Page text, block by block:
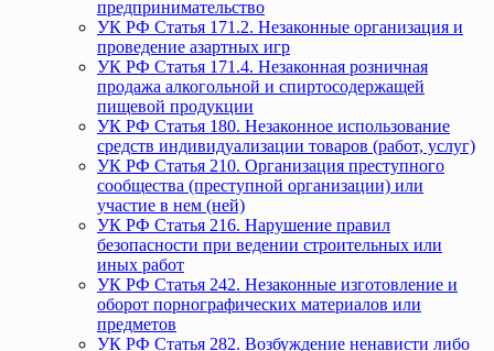
предпринимательство
УК РФ Статья 171.2. Незаконные организация и
проведение азартных игр
УК РФ Статья 171.4. Незаконная розничная
продажа алкогольной и спиртосодержащей
пищевой продукции
УК РФ Статья 180. Незаконное использование
средств индивидуализации товаров (работ, услуг)
УК РФ Статья 210. Организация преступного
сообщества (преступной организации) или
участие в нем (ней)
УК РФ Статья 216. Нарушение правил
безопасности при ведении строительных или
иных работ
УК РФ Статья 242. Незаконные изготовление и
оборот порнографических материалов или
предметов
УК РФ Статья 282. Возбуждение ненависти либо